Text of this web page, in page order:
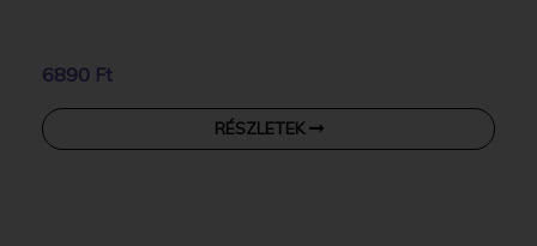
6890 Ft
RÉSZLETEK